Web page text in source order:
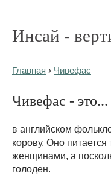
Инсай -
Главная › Чивефас
Чивефас - это...
в английском
корову. Оно
женщинами, а
голоден.